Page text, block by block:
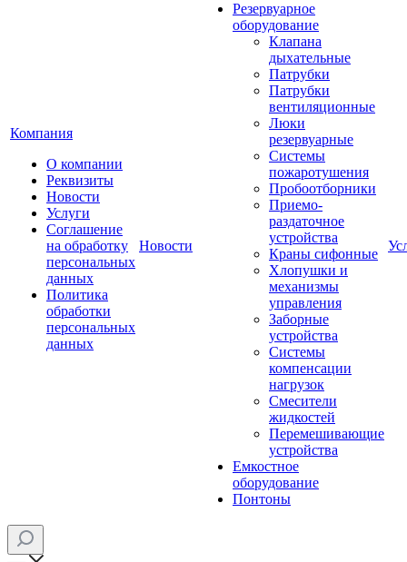
Компания
О компании
Реквизиты
Новости
Услуги
Соглашение
на обработку
персональных
данных
Политика
обработки
персональных
данных
Новости
Резервуарное
оборудование
Клапана
дыхательные
Патрубки
Патрубки
вентиляционные
Люки
резервуарные
Системы
пожаротушения
Пробоотборники
Приемо-
раздаточное
устройства
Краны сифонные
Хлопушки и
механизмы
управления
Заборные
устройства
Системы
компенсации
нагрузок
Смесители
жидкостей
Перемешивающие
устройства
Емкостное
оборудование
Понтоны